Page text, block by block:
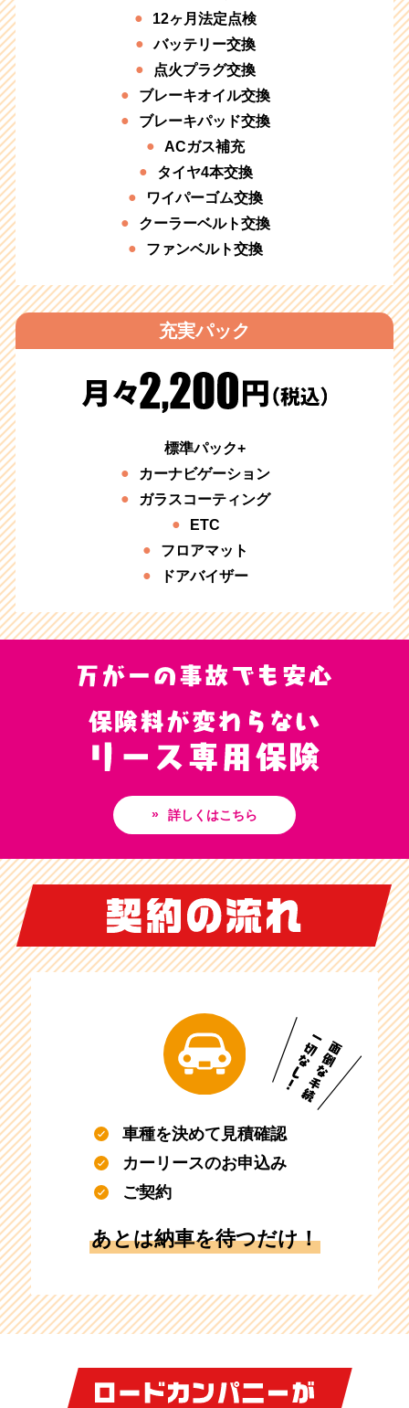
12ヶ月法定点検
バッテリー交換
点火プラグ交換
ブレーキオイル交換
ブレーキパッド交換
ACガス補充
タイヤ4本交換
ワイパーゴム交換
クーラーベルト交換
ファンベルト交換
充実パック
標準パック+
カーナビゲーション
ガラスコーティング
ETC
フロアマット
ドアバイザー
詳しくはこちら
車種を決めて見積確認
カーリースのお申込み
ご契約
あとは納車を待つだけ！